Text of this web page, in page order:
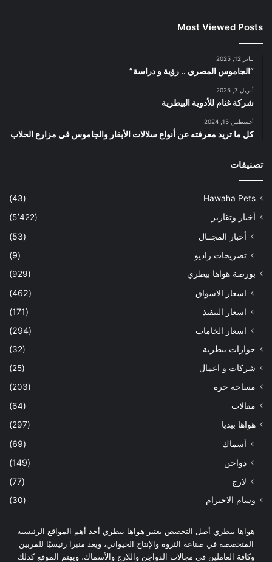
Most Viewed Posts
يناير 12, 2025
“الجاموس المصري .. رؤية و دراسة”
أبريل 7, 2025
شركة غنام للأدوية البيطرية
أغسطس 15, 2024
كل ما تريد معرفته عن أنواع سلالات الأبقار والجاموس في مزارع الحلاب
تصنيفات
Hawaha Pets
(43)
أخبار وتقارير
(5٬422)
أخبار المجــال
(53)
تصريحات راديو
(9)
بورصة هواها بيطري (929)
اسعار الاسواق
(462)
اسعار التنفيذ
(171)
اسعار الخامات
(294)
حوارات بيطرية
(32)
شركات و اعمال
(25)
مساحة حرة
(203)
مقالات
(64)
هواها بيديا
(297)
أسماك
(69)
دواجن
(149)
لارج
(77)
وسام الاحترام (30)
هواها بيطري أصل التخصص يعتبر هواها بيطري أحد أهم المواقع الرئيسية
المتخصصة في صناعة الثروة والإنتاج الحيواني، ويعد منبرا رئيسيًا للمربين
وكافة العاملين في مجالات الدواجن واللارج والأسماك، ويهتم الموقع كذلك